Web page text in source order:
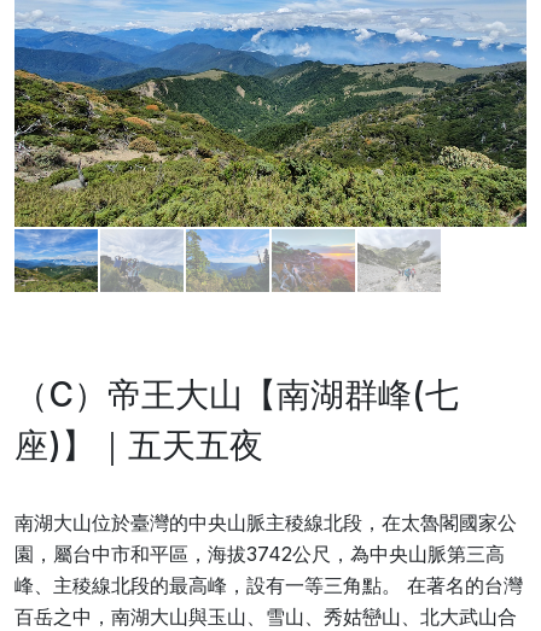
（C）帝王大山【南湖群峰(七
座)】｜五天五夜
南湖大山位於臺灣的中央山脈主稜線北段，在太魯閣國家公
園，屬台中市和平區，海拔3742公尺，為中央山脈第三高
峰、主稜線北段的最高峰，設有一等三角點。 在著名的台灣
百岳之中，南湖大山與玉山、雪山、秀姑巒山、北大武山合